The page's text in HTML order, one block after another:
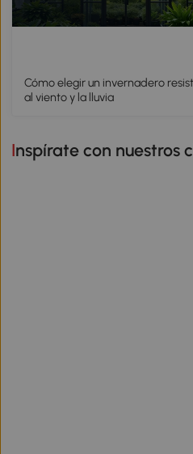
Cómo elegir un invernadero
al viento y la lluvia
Inspírate con nuestros